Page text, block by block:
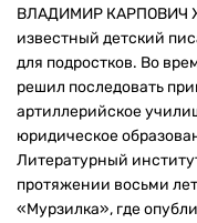
ВЛАДИМИР КАРПОВИЧ
известный детский
для подростков. Во
решил последовать
артиллерийское
юридическое
Литературный
протяжении восьми
«Мурзилка», где